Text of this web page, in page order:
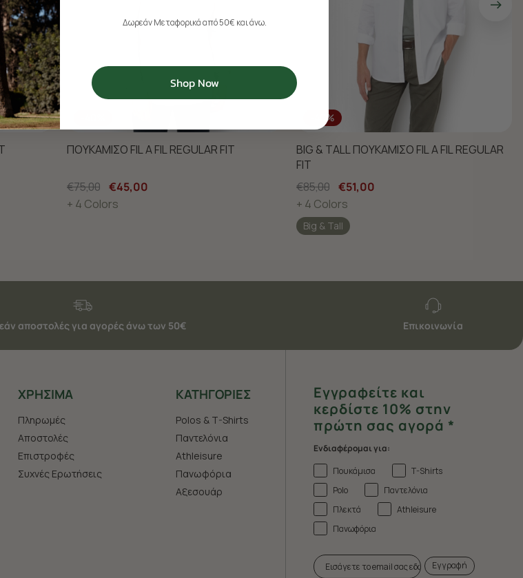
ΠΟΥΚΑΜΙΣΟ FIL A FIL REGULAR FIT
€75,00 €45,00
+ 4 Colors
-40%
BIG & TALL ΠΟΥΚΑΜΙΣΟ FIL A FIL REGULAR
FIT
€85,00 €51,00
+ 4 Colors
Big & Tall
αποστολές για αγορές άνω των 50€ Επικοινωνία
ΧΡHΣΙΜΑ
Πληρωμές
Αποστολές
Επιστροφές
Συχνές Ερωτήσεις
ΚΑΤΗΓΟΡΙΕΣ
Polos & T-Shirts
Παντελόνια
Athleisure
Πανωφόρια
Aξεσουάρ
Εγγραφείτε και
κερδίστε 10% στην
πρώτη σας αγορά *
Ενδιαφέρομαι για:
Πουκάμισα
T-Shirts
Polo
Παντελόνια
Πλεκτά
Athleisure
Πανωφόρια
Εγγραφή
Δωρεάν Μεταφορικά από 50€ και άνω.
Shop Now